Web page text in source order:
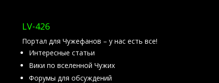
LV-426
Портал для Чужефанов – у нас есть все!
Интересные статьи
Вики по вселенной Чужих
Форумы для обсуждений